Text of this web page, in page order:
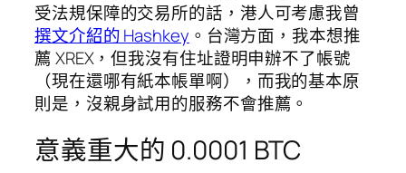
受法規保障的交易所的話，港人可考慮我曾
撰文介紹的 Hashkey 。台灣方面，我本想推
薦 XREX，但我沒有住址證明申辦不了帳號
（現在還哪有紙本帳單啊），而我的基本原
則是，沒親身試用的服務不會推薦。
意義重大的 0.0001 BTC